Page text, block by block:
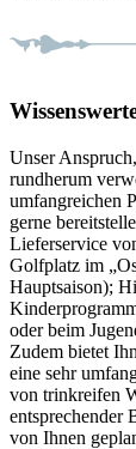
Unser
rundherum
umfangreichen
gerne
Lieferservice
Golfplatz im
Hauptsaison);
oder beim
Zudem bietet
eine sehr
von trinkreifen
entsprechender
von Ihnen